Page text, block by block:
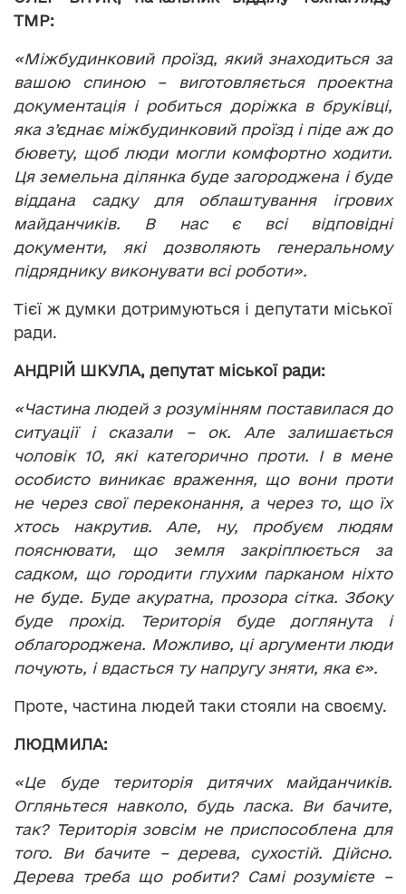
ТМР:
«Міжбудинковий проїзд, який знаходиться за
вашою спиною – виготовляється проектна
документація і робиться доріжка в бруківці,
яка з’єднає міжбудинковий проїзд і піде аж до
бювету, щоб люди могли комфортно ходити.
Ця земельна ділянка буде загороджена і буде
віддана садку для облаштування ігрових
майданчиків. В нас є всі відповідні
документи, які дозволяють генеральному
підряднику виконувати всі роботи».
Тієї ж думки дотримуються і депутати міської
ради.
АНДРІЙ ШКУЛА, депутат міської ради:
«Частина людей з розумінням поставилася до
ситуації і сказали – ок. Але залишається
чоловік 10, які категорично проти. І в мене
особисто виникає враження, що вони проти
не через свої переконання, а через то, що їх
хтось накрутив. Але, ну, пробуєм людям
пояснювати, що земля закріплюється за
садком, що городити глухим парканом ніхто
не буде. Буде акуратна, прозора сітка. Збоку
буде прохід. Територія буде доглянута і
облагороджена. Можливо, ці аргументи люди
почують, і вдасться ту напругу зняти, яка є».
Проте, частина людей таки стояли на своєму.
ЛЮДМИЛА:
«Це буде територія дитячих майданчиків.
Огляньтеся навколо, будь ласка. Ви бачите,
так? Територія зовсім не приспособлена для
того. Ви бачите – дерева, сухостій. Дійсно.
Дерева треба що робити? Самі розумієте –